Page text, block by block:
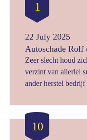
1
22 July 2025
Autoschade Rolf
Zeer slecht houd
verzint van allerlei
ander herstel bedrijf
10